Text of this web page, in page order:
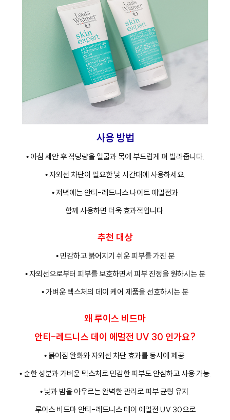
사용 방법
• 아침 세안 후 적당량을 얼굴과 목에 부드럽게 펴 발라줍니다.
• 자외선 차단이 필요한 낮 시간대에 사용하세요.
• 저녁에는 안티-레드니스 나이트 에멀전과
함께 사용하면 더욱 효과적입니다.
추천 대상
• 민감하고 붉어지기 쉬운 피부를 가진 분
• 자외선으로부터 피부를 보호하면서 피부 진정을 원하시는 분
• 가벼운 텍스처의 데이 케어 제품을 선호하시는 분
왜 루이스 비드마
안티-레드니스 데이 에멀전 UV 30 인가요?
• 붉어짐 완화와 자외선 차단 효과를 동시에 제공.
• 순한 성분과 가벼운 텍스처로 민감한 피부도 안심하고 사용 가능.
• 낮과 밤을 아우르는 완벽한 관리로 피부 균형 유지.
루이스 비드마 안티-레드니스 데이 에멀전 UV 30으로